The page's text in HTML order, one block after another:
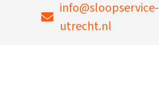
info@sloopservice-
utrecht.nl